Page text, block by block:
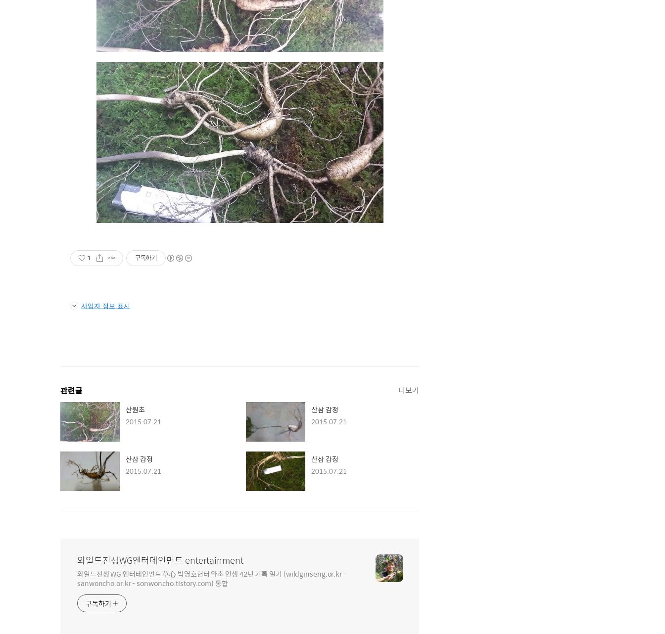
1 구독하기
사업자 정보 표시
관련글 더보기
산원초
2015.07.21
산삼 감정
2015.07.21
산삼 감정
2015.07.21
산삼 감정
2015.07.21
와일드진생WG엔터테인먼트 entertainment
와일드진생 WG 엔터테인먼트 草心 박영호헌터 약초 인생 42년 기록 일기 (wildginseng.or.kr -
sanwoncho.or.kr - sonwoncho.tistory.com) 통합
구독하기